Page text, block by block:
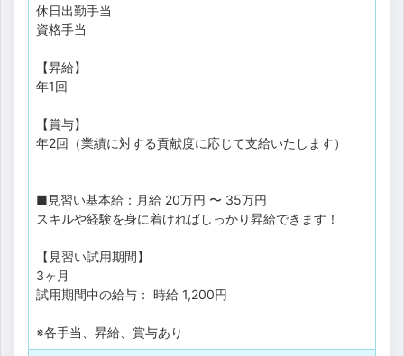
休日出勤手当
資格手当
【昇給】
年1回
【賞与】
年2回（業績に対する貢献度に応じて支給いたします）
■見習い基本給：月給 20万円 〜 35万円
スキルや経験を身に着ければしっかり昇給できます！
【見習い試用期間】
3ヶ月
試用期間中の給与： 時給 1,200円
※各手当、昇給、賞与あり